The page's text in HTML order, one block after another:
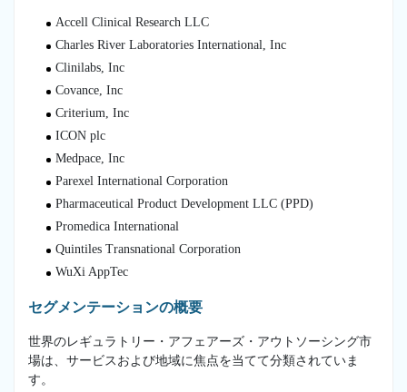
Accell Clinical Research LLC
Charles River Laboratories International, Inc
Clinilabs, Inc
Covance, Inc
Criterium, Inc
ICON plc
Medpace, Inc
Parexel International Corporation
Pharmaceutical Product Development LLC (PPD)
Promedica International
Quintiles Transnational Corporation
WuXi AppTec
セグメンテーションの概要
世界のレギュラトリー・アフェアーズ・アウトソーシング市
場は、サービスおよび地域に焦点を当てて分類されていま
す。